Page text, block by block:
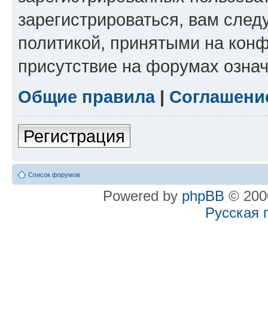
зарегистрироваться, вам
политикой, принятыми на
присутствие на форумах
Общие правила|
Регистрация
Список форумов
Powered by phpBB ©
Русская